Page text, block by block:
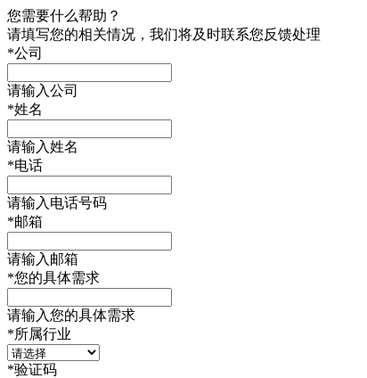
您需要什么帮助？
请填写您的相关情况，我们将及时联系您反馈处理
*公司
请输入公司
*姓名
请输入姓名
*电话
请输入电话号码
*邮箱
请输入邮箱
*您的具体需求
请输入您的具体需求
*所属行业
*验证码